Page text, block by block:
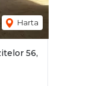
Harta
56,